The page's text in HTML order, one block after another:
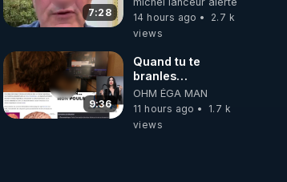
7:28
14 hours ago
2.7 k
views
9:36
Quand tu te
branles
bonhomme tu
émets des ondes
ils ont juste omis
OHM ÉGA MAN
11 hours ago
1.7 k
views